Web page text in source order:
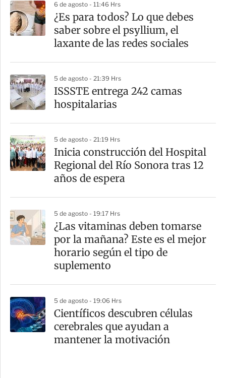
a
r
t
6 de agosto - 11:46 Hrs
¿Es para todos? Lo que debes
saber sobre el psyllium, el
laxante de las redes sociales
5 de agosto - 21:39 Hrs
ISSSTE entrega 242 camas
hospitalarias
5 de agosto - 21:19 Hrs
Inicia construcción del Hospital
Regional del Río Sonora tras 12
años de espera
5 de agosto - 19:17 Hrs
¿Las vitaminas deben tomarse
por la mañana? Este es el mejor
horario según el tipo de
suplemento
5 de agosto - 19:06 Hrs
Científicos descubren células
cerebrales que ayudan a
mantener la motivación